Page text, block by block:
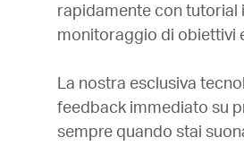
rapidamente con tutorial
monitoraggio di obiettivi
La nostra esclusiva
feedback immediato su
sempre quando stai